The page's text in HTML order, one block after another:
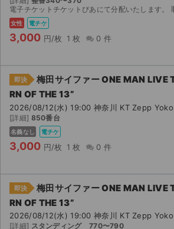
不正転売禁止法について
チケットジャムの取り組み
電子チケットチケットぴあにて分配いたします。 取引連絡
女性 電チケ
3,000 円/枚 1 枚 0 件
即決
梅田サイファー ONE MAN LIVE
RN OF THE 13”
2026/08/12(水) 19:00 神奈川 KT Zepp
[詳細] 850番台
名義なし 電チケ
3,000 円/枚 1 枚 0 件
即決
梅田サイファー ONE MAN LIVE
RN OF THE 13”
2026/08/12(水) 19:00 神奈川 KT Zepp
[詳細] スタンディング 770〜790